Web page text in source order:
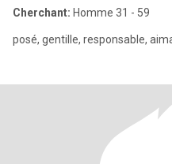
Cherchant: Homme 31 - 59
posé, gentille, responsable,